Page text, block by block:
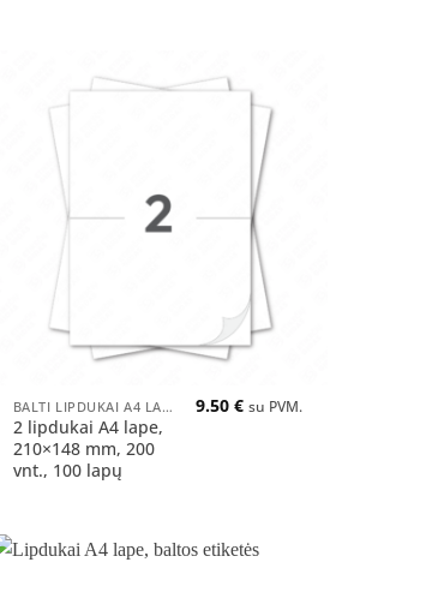
Pridėti
į norų
sąrašą
BALTI LIPDUKAI A4 LAPUOSE
2 lipdukai A4 lape,
210×148 mm, 200
vnt., 100 lapų
9.50 € su PVM.